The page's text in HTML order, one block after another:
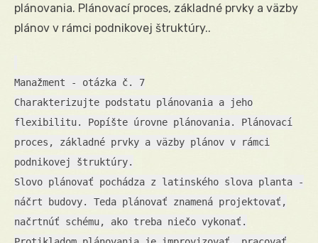
plánovania. Plánovací proces, základné prvky a väzby
plánov v rámci podnikovej štruktúry..
Manažment - otázka č. 7
Charakterizujte podstatu plánovania a jeho
flexibilitu. Popíšte úrovne plánovania. Plánovací
proces, základné prvky a väzby plánov v rámci
podnikovej štruktúry.
Slovo plánovať pochádza z latinského slova planta -
náčrt budovy. Teda plánovať znamená projektovať,
načrtnúť schému, ako treba niečo vykonať.